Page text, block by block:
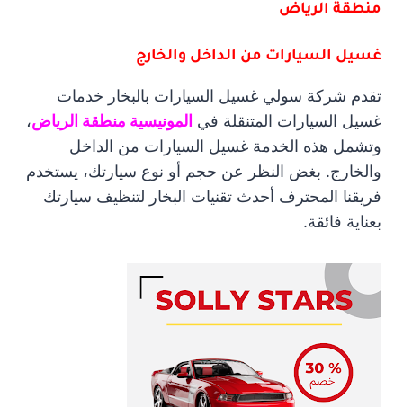
منطقة الرياض
غسيل السيارات من الداخل والخارج
تقدم شركة سولي غسيل السيارات بالبخار خدمات
غسيل السيارات المتنقلة في المونيسية منطقة الرياض،
وتشمل هذه الخدمة غسيل السيارات من الداخل
والخارج. بغض النظر عن حجم أو نوع سيارتك، يستخدم
فريقنا المحترف أحدث تقنيات البخار لتنظيف سيارتك
بعناية فائقة.